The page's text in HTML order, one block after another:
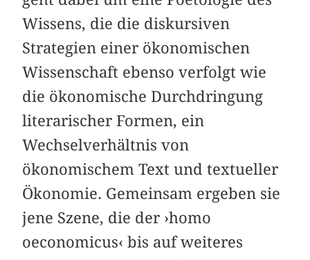
Wissens, die die diskursiven
Strategien einer ökonomischen
Wissenschaft ebenso verfolgt wie
die ökonomische Durchdringung
literarischer Formen, ein
Wechselverhältnis von
ökonomischem Text und textueller
Ökonomie. Gemeinsam ergeben sie
jene Szene, die der ›homo
oeconomicus‹ bis auf weiteres